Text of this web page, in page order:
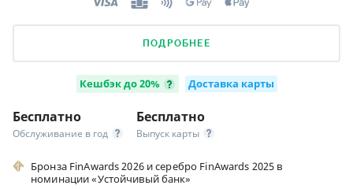
ПОДРОБНЕЕ
Кешбэк до 20% Доставка карты
Бесплатно
Обслуживание в год
Бесплатно
Выпуск карты
Бронза FinAwards 2026 и серебро FinAwards 2025 в
номинации «Устойчивый банк»